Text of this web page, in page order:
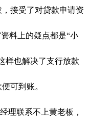
接受了对贷款申请资
料上的疑点都是“小
样也解决了支行放款
可到账。
理联系不上黄老板，